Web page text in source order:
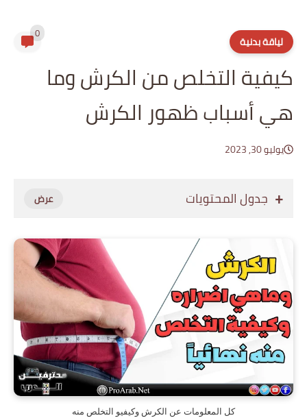
لياقة بدنية 0
كيفية التخلص من الكرش وما
هي أسباب ظهور الكرش
يوليو 30, 2023
جدول المحتويات
كل المعلومات عن الكرش وكيفيو التخلص منه